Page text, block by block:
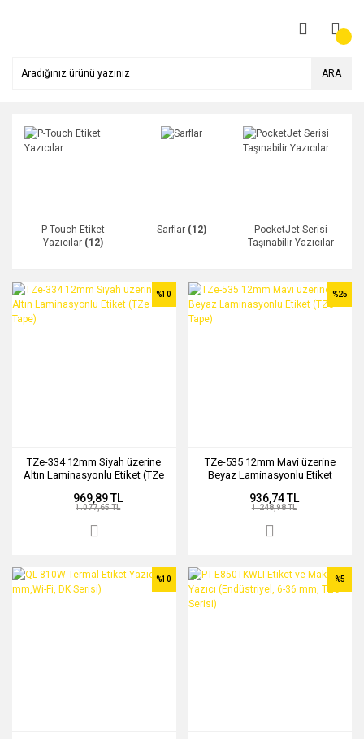
ARA
P-Touch Etiket
Yazıcılar (12)
Sarflar (12)
PocketJet Serisi
Taşınabilir Yazıcılar
TZe-334 12mm Siyah üzerine
Altın Laminasyonlu Etiket (TZe
%10
969,89 TL
1.077,65 TL
TZe-535 12mm Mavi üzerine
Beyaz Laminasyonlu Etiket
%25
936,74 TL
1.248,98 TL
%10 %5